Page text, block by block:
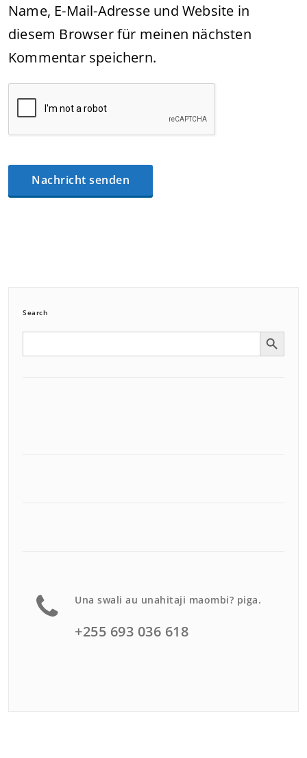
Name, E-Mail-Adresse und Website in
diesem Browser für meinen nächsten
Kommentar speichern.
Search
Search Search Button
Una swali au unahitaji maombi? piga.
+255 693 036 618